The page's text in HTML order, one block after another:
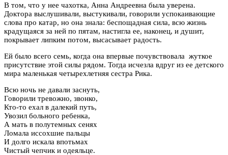
В том, что у нее чахотка, Анна Андреевна была уверена.
Доктора выслушивали, выстукивали, говорили успокаивающие
слова про катар, но она знала: беспощадная сила, всю жизнь
крадущаяся за ней по пятам, настигла ее, наконец, и душит,
покрывает липким потом, высасывает радость.
Ей было всего семь, когда она впервые почувствовала жуткое
присутствие этой силы рядом. Тогда исчезла вдруг из ее детского
мира маленькая четырехлетняя сестра Рика.
Всю ночь не давали заснуть,
Говорили тревожно, звонко,
Кто-то ехал в далекий путь,
Увозил больного ребенка,
А мать в полутемных сенях
Ломала иссохшие пальцы
И долго искала впотьмах
Чистый чепчик и одеяльце.